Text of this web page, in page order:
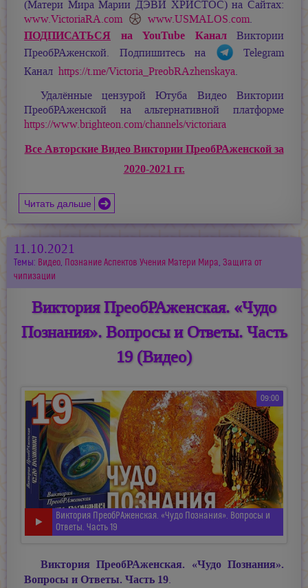
(Матери МираМарии ДЭВИ ХРИСТОС) на Сайтах:
www.VictoriaRA.com
www.USMALOS.com.
ПОДПИСАТЬСЯ на YouTube КаналВиктории
ПреобРАженской. Подпишитесь на
Telegram
Канал https://t.me/Victoria_PreobRAzhenskaya.
Удалённые цензурой Ютуба Видео Виктории
ПреобРАженской на альтернативной платформе
https://www.brighteon.com/channels/victoriara
Все Авторские Видео Виктории ПреобРАженской за
2020-2021 гг.
Читать дальше
11.10.2021
Темы: Видео, Познание Аспектов Учения Матери Мира, Защита от
чипизации
Виктория ПреобРАженская. «Чудо
Познания». Вопросы и Ответы. Часть
19 (Видео)
09:00
Виктория ПреобРАженская. «Чудо Познания». Вопросы и
Ответы. Часть 19
Виктория ПреобРАженская. «Чудо Познания».
Вопросы и Ответы. Часть 19.